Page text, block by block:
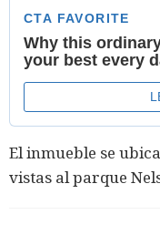
El inmueble se
vistas al parque